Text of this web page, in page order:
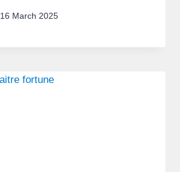
16 March 2025